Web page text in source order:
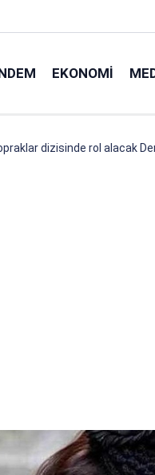
EKONOMI
dizisinde rol alacak